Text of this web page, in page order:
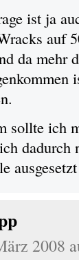
ist ja
auf
da mehr
sollte ich
dadurch
2008